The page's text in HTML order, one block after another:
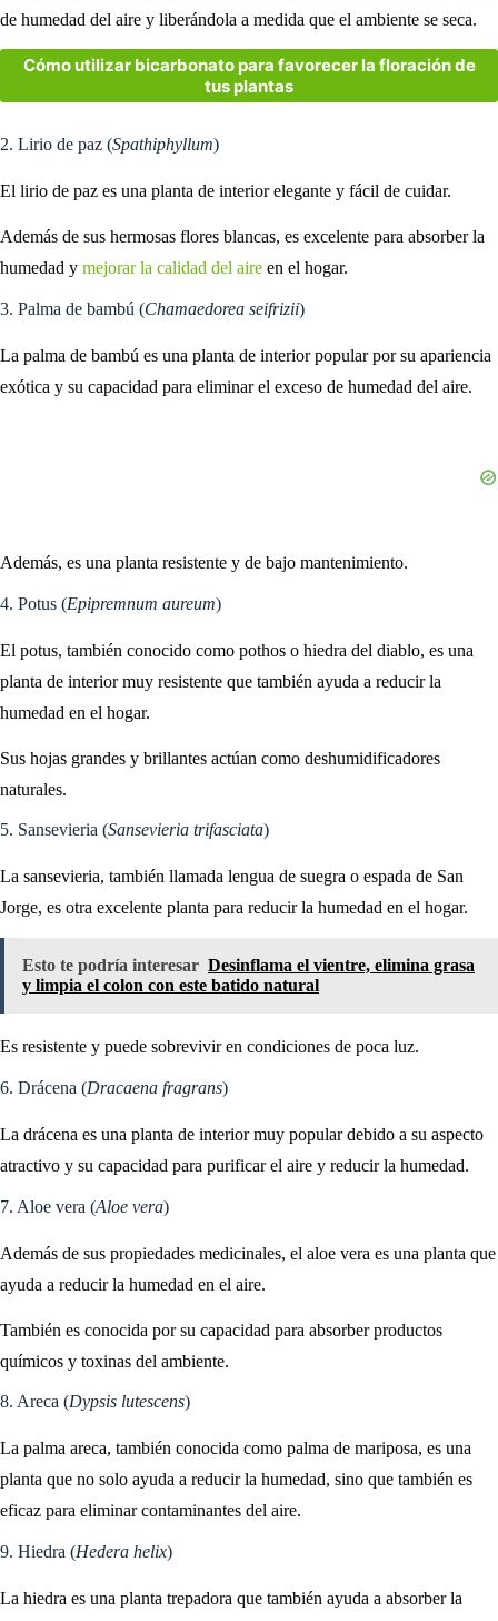
de humedad del aire y liberándola a medida que el ambiente se seca.
Cómo utilizar bicarbonato para favorecer la floración de
tus plantas
2. Lirio de paz (Spathiphyllum)
El lirio de paz es una planta de interior elegante y fácil de cuidar.
Además de sus hermosas flores blancas, es excelente para absorber la
humedad y mejorar la calidad del aire en el hogar.
3. Palma de bambú (Chamaedorea seifrizii)
La palma de bambú es una planta de interior popular por su apariencia
exótica y su capacidad para eliminar el exceso de humedad del aire.
Además, es una planta resistente y de bajo mantenimiento.
4. Potus (Epipremnum aureum)
El potus, también conocido como pothos o hiedra del diablo, es una
planta de interior muy resistente que también ayuda a reducir la
humedad en el hogar.
Sus hojas grandes y brillantes actúan como deshumidificadores
naturales.
5. Sansevieria (Sansevieria trifasciata)
La sansevieria, también llamada lengua de suegra o espada de San
Jorge, es otra excelente planta para reducir la humedad en el hogar.
Esto te podría interesar Desinflama el vientre, elimina grasa
y limpia el colon con este batido natural
Es resistente y puede sobrevivir en condiciones de poca luz.
6. Drácena (Dracaena fragrans)
La drácena es una planta de interior muy popular debido a su aspecto
atractivo y su capacidad para purificar el aire y reducir la humedad.
7. Aloe vera (Aloe vera)
Además de sus propiedades medicinales, el aloe vera es una planta que
ayuda a reducir la humedad en el aire.
También es conocida por su capacidad para absorber productos
químicos y toxinas del ambiente.
8. Areca (Dypsis lutescens)
La palma areca, también conocida como palma de mariposa, es una
planta que no solo ayuda a reducir la humedad, sino que también es
eficaz para eliminar contaminantes del aire.
9. Hiedra (Hedera helix)
La hiedra es una planta trepadora que también ayuda a absorber la